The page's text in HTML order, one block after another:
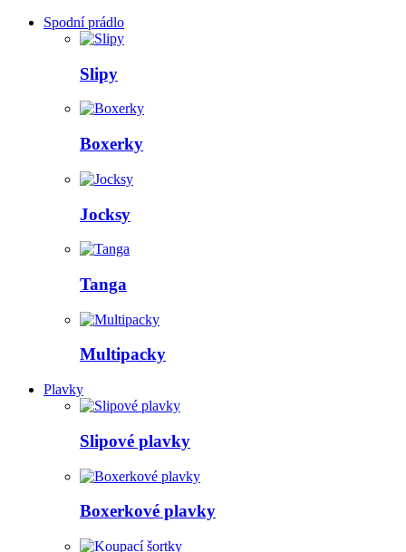
Spodní prádlo
Slipy
Boxerky
Jocksy
Tanga
Multipacky
Plavky
Slipové plavky
Boxerkové plavky